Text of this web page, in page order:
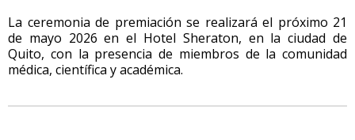
La ceremonia de premiación se realizará el próximo 21
de mayo 2026 en el Hotel Sheraton, en la ciudad de
Quito, con la presencia de miembros de la comunidad
médica, científica y académica.